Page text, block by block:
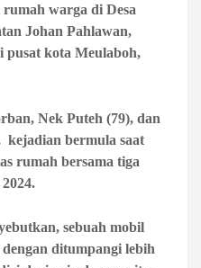
warga di Desa
Johan Pahlawan,
pusat kota Meulaboh,
Nek Puteh (79), dan
kejadian bermula saat
rumah bersama tiga
sebuah mobil
ditumpangi lebih